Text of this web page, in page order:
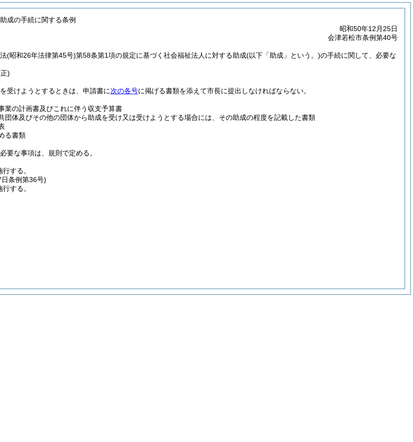
成の手続に関する条例
昭和50年12月25日
会津若松市条例第40号
(昭和26年法律第45号)第58条第1項の規定に基づく社会福祉法人に対する助成(以下「助成」という。)の手続に関して、必要な
)
受けようとするときは、申請書に次の各号に掲げる書類を添えて市長に提出しなければならない。
業の計画書及びこれに伴う収支予算書
団体及びその他の団体から助成を受け又は受けようとする場合には、その助成の程度を記載した書類
る書類
要な事項は、規則で定める。
する。
日条例第36号)
する。